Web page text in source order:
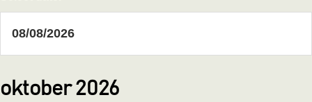
oktober 2026